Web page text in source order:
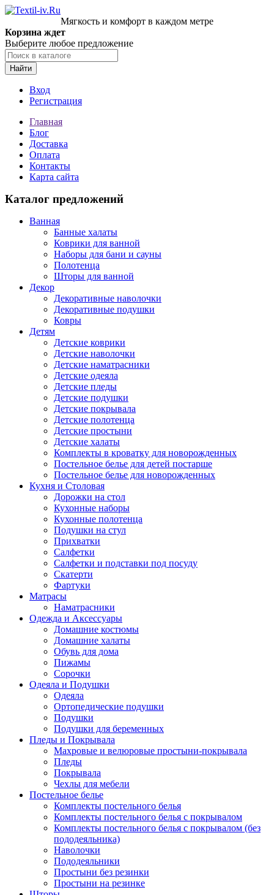
Мягкость и комфорт в каждом метре
Корзина ждет
Выберите любое предложение
Найти
Вход
Регистрация
Главная
Блог
Доставка
Оплата
Контакты
Карта сайта
Каталог предложений
Ванная
Банные халаты
Коврики для ванной
Наборы для бани и сауны
Полотенца
Шторы для ванной
Декор
Декоративные наволочки
Декоративные подушки
Ковры
Детям
Детские коврики
Детские наволочки
Детские наматрасники
Детские одеяла
Детские пледы
Детские подушки
Детские покрывала
Детские полотенца
Детские простыни
Детские халаты
Комплекты в кроватку для новорожденных
Постельное белье для детей постарше
Постельное белье для новорожденных
Кухня и Столовая
Дорожки на стол
Кухонные наборы
Кухонные полотенца
Подушки на стул
Прихватки
Салфетки
Салфетки и подставки под посуду
Скатерти
Фартуки
Матрасы
Наматрасники
Одежда и Аксессуары
Домашние костюмы
Домашние халаты
Обувь для дома
Пижамы
Сорочки
Одеяла и Подушки
Одеяла
Ортопедические подушки
Подушки
Подушки для беременных
Пледы и Покрывала
Махровые и велюровые простыни-покрывала
Пледы
Покрывала
Чехлы для мебели
Постельное белье
Комплекты постельного белья
Комплекты постельного белья с покрывалом
Комплекты постельного белья с покрывалом (без
пододеяльника)
Наволочки
Пододеяльники
Простыни без резинки
Простыни на резинке